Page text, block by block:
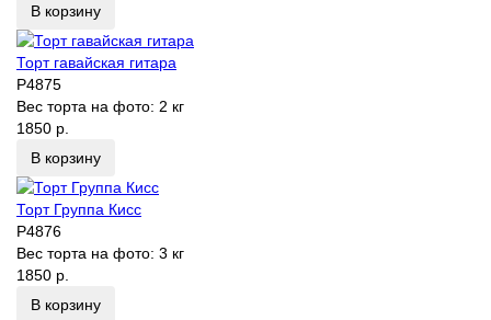
В корзину
Торт гавайская гитара
P4875
Вес торта на фото: 2 кг
1850 р.
В корзину
Торт Группа Кисс
P4876
Вес торта на фото: 3 кг
1850 р.
В корзину